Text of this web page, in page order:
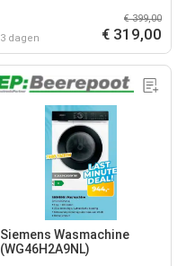
3 dagen
€ 399,00
€ 319,00
Siemens Wasmachine
(WG46H2A9NL)